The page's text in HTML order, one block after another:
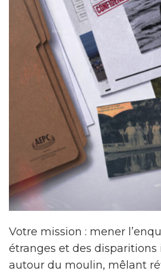
Votre mission : mener
étranges et des disparitions
autour du moulin, mêlant